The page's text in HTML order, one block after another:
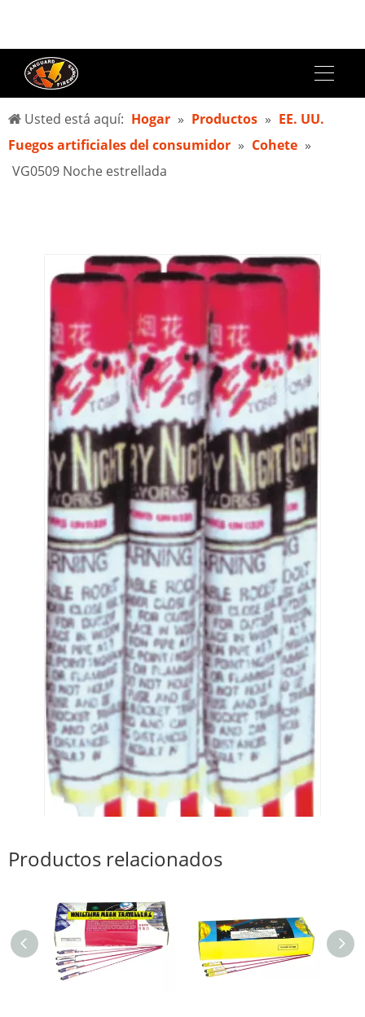
Usted está aquí: Hogar » Productos » EE. UU.
Fuegos artificiales del consumidor » Cohete »
VG0509 Noche estrellada
Productos relacionados